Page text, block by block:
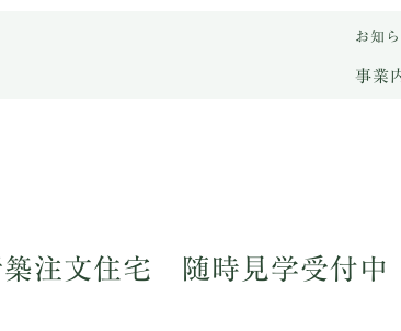
お知
事業
築注文住宅 随時見学受付中